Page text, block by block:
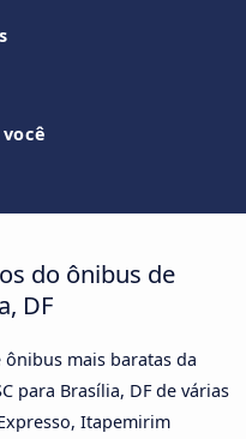
do ônibus de
DF
mais baratas da
para Brasília, DF de várias
Itapemirim